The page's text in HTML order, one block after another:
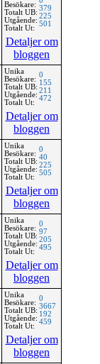
Besökare:
Totalt UB:
Utgående:
Totalt Ut:
379
225
501
Detaljer om
bloggen
Unika
Besökare:
Totalt UB:
Utgående:
Totalt Ut:
0
155
211
472
Detaljer om
bloggen
Unika
Besökare:
Totalt UB:
Utgående:
Totalt Ut:
0
40
225
505
Detaljer om
bloggen
Unika
Besökare:
Totalt UB:
Utgående:
Totalt Ut:
0
97
205
495
Detaljer om
bloggen
Unika
Besökare:
Totalt UB:
Utgående:
Totalt Ut:
0
3667
192
459
Detaljer om
bloggen